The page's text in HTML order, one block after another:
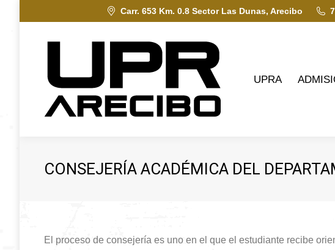
Carr. 653 Km. 0.8 Sector Las Dunas, Arecibo
UPRA
CONSEJERÍA ACADÉMICA DEL
El proceso de consejería es uno en el que el estudiante recibe
ADMISIONES